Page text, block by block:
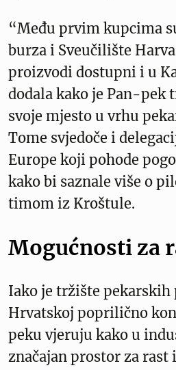
“Među prvim kupcima
burza i Sveučilište
proizvodi dostupni i u
dodala kako je Pan-pek
svoje mjesto u vrhu
Tome svjedoče i
Europe koji pohode
kako bi saznale više o
timom iz Kroštule.
Mogućnosti za
Iako je tržište pekarskih
Hrvatskoj poprilično
peku vjeruju kako u
značajan prostor za rast